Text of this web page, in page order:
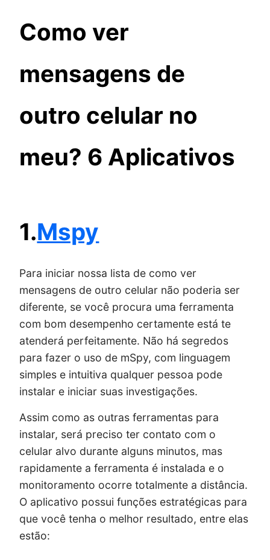
Como ver
mensagens de
outro celular no
meu? 6 Aplicativos
1.Mspy
Para iniciar nossa lista de como ver
mensagens de outro celular não poderia ser
diferente, se você procura uma ferramenta
com bom desempenho certamente está te
atenderá perfeitamente. Não há segredos
para fazer o uso de mSpy, com linguagem
simples e intuitiva qualquer pessoa pode
instalar e iniciar suas investigações.
Assim como as outras ferramentas para
instalar, será preciso ter contato com o
celular alvo durante alguns minutos, mas
rapidamente a ferramenta é instalada e o
monitoramento ocorre totalmente a distância.
O aplicativo possui funções estratégicas para
que você tenha o melhor resultado, entre elas
estão: